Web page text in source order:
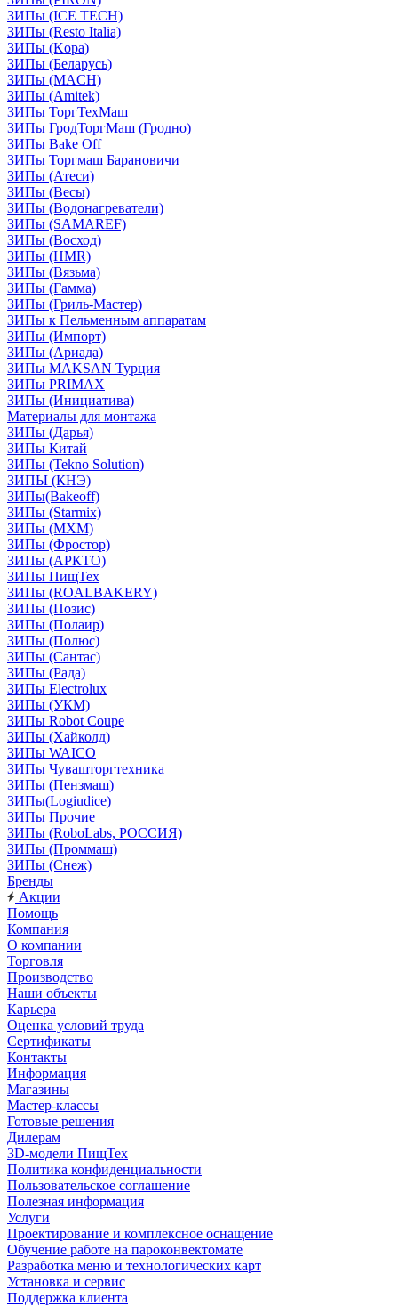
ЗИПы (ICE TECH)
ЗИПы (Resto Italia)
ЗИПы (Kopa)
ЗИПы (Беларусь)
ЗИПы (MACH)
ЗИПы (Amitek)
ЗИПы ТоргТехМаш
ЗИПы ГродТоргМаш (Гродно)
ЗИПы Bake Off
ЗИПы Торгмаш Барановичи
ЗИПы (Атеси)
ЗИПы (Весы)
ЗИПы (Водонагреватели)
ЗИПы (SAMAREF)
ЗИПы (Восход)
ЗИПы (HMR)
ЗИПы (Вязьма)
ЗИПы (Гамма)
ЗИПы (Гриль-Мастер)
ЗИПы к Пельменным аппаратам
ЗИПы (Импорт)
ЗИПы (Ариада)
ЗИПы MAKSAN Турция
ЗИПы PRIMAX
ЗИПы (Инициатива)
Материалы для монтажа
ЗИПы (Дарья)
ЗИПы Китай
ЗИПы (Tekno Solution)
ЗИПЫ (КНЭ)
ЗИПы(Bakeoff)
ЗИПы (Starmix)
ЗИПы (МХМ)
ЗИПы (Фростор)
ЗИПы (АРКТО)
ЗИПы ПищТех
ЗИПы (ROALBAKERY)
ЗИПы (Позис)
ЗИПы (Полаир)
ЗИПы (Полюс)
ЗИПы (Сантас)
ЗИПы (Рада)
ЗИПы Electrolux
ЗИПы (УКМ)
ЗИПы Robot Coupe
ЗИПы (Хайколд)
ЗИПы WAICO
ЗИПы Чувашторгтехника
ЗИПы (Пензмаш)
ЗИПы(Logiudice)
ЗИПы Прочие
ЗИПы (RoboLabs, РОССИЯ)
ЗИПы (Проммаш)
ЗИПы (Снеж)
Бренды
Акции
Помощь
Компания
О компании
Торговля
Производство
Наши объекты
Карьера
Оценка условий труда
Сертификаты
Контакты
Информация
Магазины
Мастер-классы
Готовые решения
Дилерам
3D-модели ПищТех
Политика конфиденциальности
Пользовательское соглашение
Полезная информация
Услуги
Проектирование и комплексное оснащение
Обучение работе на пароконвектомате
Разработка меню и технологических карт
Установка и сервис
Поддержка клиента